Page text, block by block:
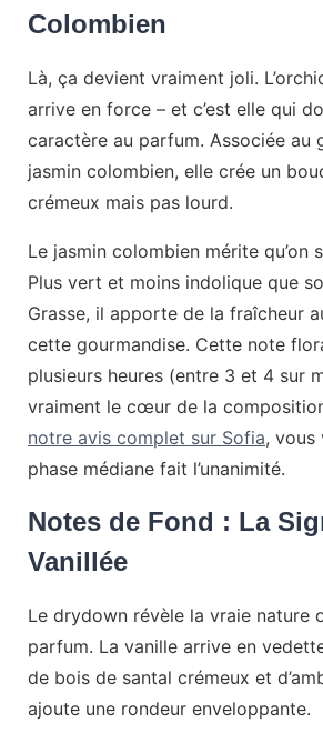
Colombien
Là, ça devient vraiment joli.
arrive en force – et c’est elle qui
caractère au parfum. Associée au
jasmin colombien, elle crée un
crémeux mais pas lourd.
Le jasmin colombien mérite qu’on
Plus vert et moins indolique que
Grasse, il apporte de la fraîcheur
cette gourmandise. Cette note
plusieurs heures (entre 3 et 4 sur
vraiment le cœur de la
notre avis complet sur Sofia, vous
phase médiane fait l’unanimité.
Notes de Fond : La
Vanillée
Le drydown révèle la vraie nature
parfum. La vanille arrive en
de bois de santal crémeux et
ajoute une rondeur enveloppante.